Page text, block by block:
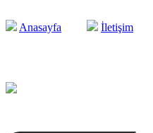
Anasayfa İletişim